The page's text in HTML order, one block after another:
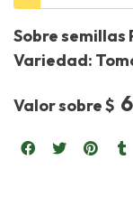
Sobre semillas
Variedad:
Valor sobre $ 6